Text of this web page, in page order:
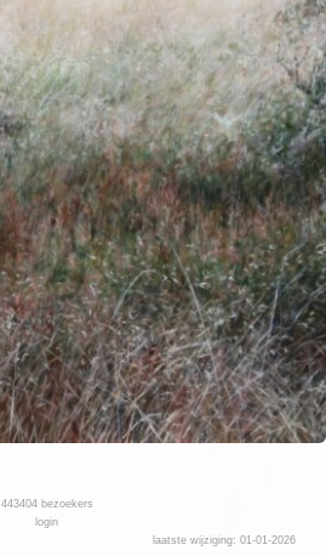
443404bezoekers
login
laatste wijziging: 01-01-2026